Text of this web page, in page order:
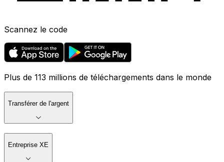
Scannez le code
Plus de 113 millions de téléchargements dans le monde
Transférer de l'argent
Entreprise XE